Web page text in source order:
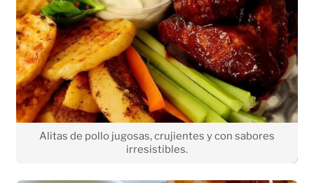
Alitas de pollo jugosas, crujientes y con sabores
irresistibles.